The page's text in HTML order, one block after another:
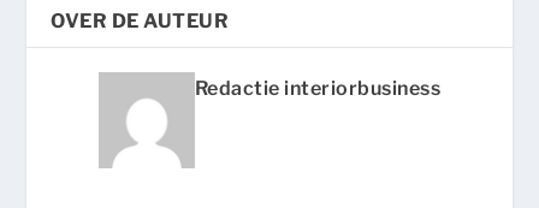
OVER DE AUTEUR
Redactie interiorbusiness